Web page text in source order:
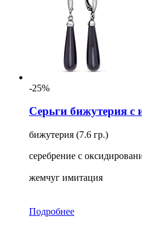
-25%
Серьги бижутерия с
бижутерия (7.6 гр.)
серебрение с
жемчуг имитация
Подробнее